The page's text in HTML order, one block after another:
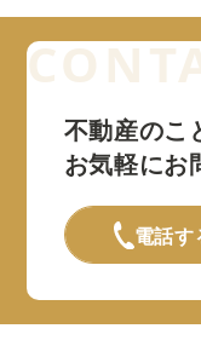
不動産のこ
お気軽にお
電話す